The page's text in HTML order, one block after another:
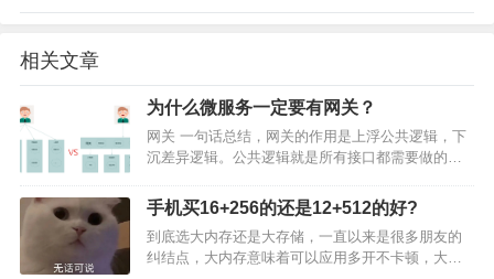
相关文章
为什么微服务一定要有网关？
网关 一句话总结，网关的作用是上浮公共逻辑，下
沉差异逻辑。公共逻辑就是所有接口都需要做的
要关心业务逻辑即可。下面是一个对比图： 当然除
了一些公共逻辑外， 路由也是网关的核心功能，它
可以进行流量…
手机买16+256的还是12+512的好?
到底选大内存还是大存储，一直以来是很多朋友的
纠结点，大内存意味着可以应用多开不卡顿，大存